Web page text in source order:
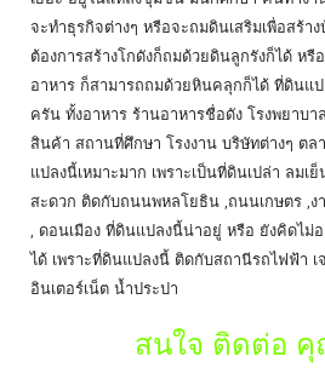
จะทำธุรกิจต่างๆ หรือจะถมดินเสริมเพื่อสร้า
ต้องการสร้างโกดังก็ถมด้วยดินลูกรังก็ได้ หรื
อาหาร ก็สามารถถมด้วยหินคลุกก็ได้ ที่ดินแ
ครัน ทั้งอาหาร ร้านอาหารชื่อดัง โรงพยาบา
สินค้า สถานที่ศึกษา โรงงาน บริษัทต่างๆ ตล
แปลงนี้เหมาะมาก เพราะเป็นที่ดินเปล่า ลมเ
สะดวก ติดกับถนนพหลโยธิน ,ถนนเกษตร ,ง
, ดอนเมือง ที่ดินแปลงนี้น่าอยู่ หรือ ยังคิดไม่
ได้ เพราะที่ดินแปลงนี้ ติดกับสถานีรถไฟฟ้า
อินเตอร์เน็ต น้ำประปา
สนใจ ติดต่อ